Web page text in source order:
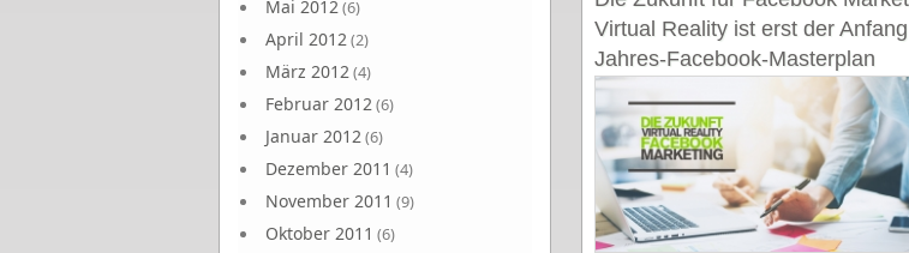
Mai 2012(6)
April 2012(2)
März 2012(4)
Februar 2012(6)
Januar 2012(6)
Dezember 2011 (4)
November 2011 (9)
Oktober 2011 (6)
Virtual Reality ist erst der
Jahres-Facebook-Masterplan
[Infografik]